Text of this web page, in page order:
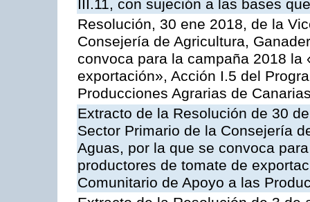
III.11, con sujeción a las bases
Resolución, 30 ene 2018, de la
Consejería de Agricultura,
convoca para la campaña 2018
exportación», Acción I.5 del
Producciones Agrarias de
Extracto de la Resolución de 30
Sector Primario de la Consejería
Aguas, por la que se convoca
productores de tomate de
Comunitario de Apoyo a las